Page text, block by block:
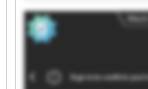
Lines UBL S.r.l. Used Bottling
Used Bottling Lines UBL S.r.l.
UBL S.r.l. Used Bottling Lines UBL
Bottling Lines UBL S.r.l. Used
Used Bottling Lines UBL S.r.l.
UBL S.r.l. Used Bottling Lines UBL